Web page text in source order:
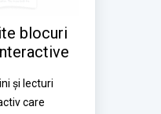
blocuri
și lecturi
care